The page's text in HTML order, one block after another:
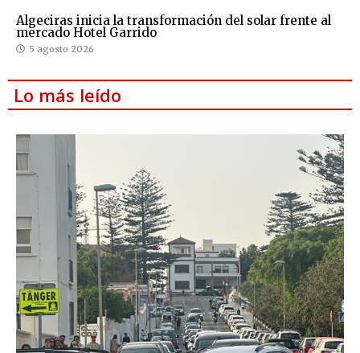
Algeciras inicia la transformación del solar frente al
mercado Hotel Garrido
5 agosto 2026
Lo más leído